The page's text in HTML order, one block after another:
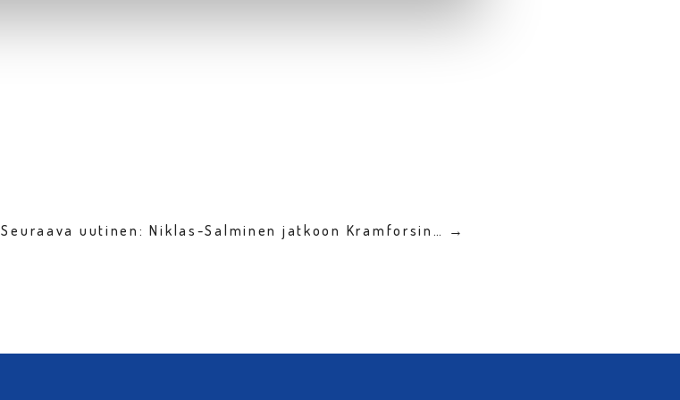
Seuraava uutinen: Niklas-Salminen jatkoon Kramforsin… →